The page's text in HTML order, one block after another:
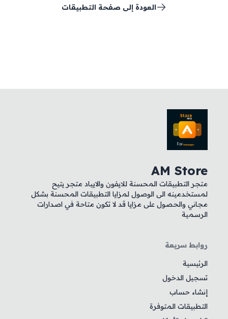
العودة إلى صفحة التطبيقات
AM Store
متجر التطبيقات المحسنة للايفون والايباد متجر يتيح
لمستخدمينه الى الوصول لمزايا التطبيقات المحسنة بشكل
مجاني والحصول على مزايا قد لا تكون متاحة في اصدارات
الرسمية
روابط سريعة
الرئيسية
تسجيل الدخول
إنشاء حساب
التطبيقات المتوفرة